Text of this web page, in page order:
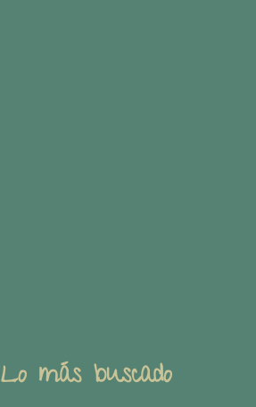
Lo más buscado